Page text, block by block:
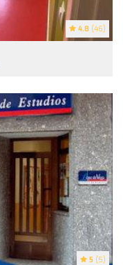
4.8 (46)
5 (5)